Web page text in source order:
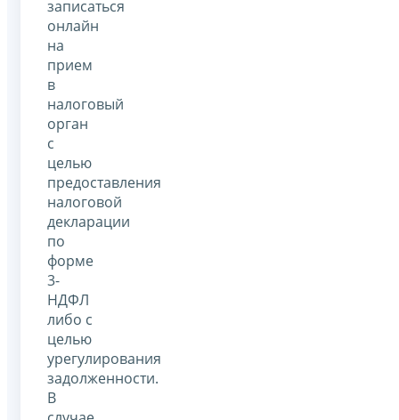
записаться
онлайн
на
прием
в
налоговый
орган
с
целью
предоставления
налоговой
декларации
по
форме
3-
НДФЛ
либо с
целью
урегулирования
задолженности.
В